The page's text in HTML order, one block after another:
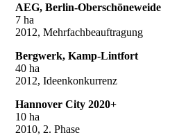
AEG, Berlin-Oberschöneweide
7 ha
2012, Mehrfachbeauftragung
Bergwerk, Kamp-Lintfort
40 ha
2012, Ideenkonkurrenz
Hannover City 2020+
10 ha
2010, 2. Phase